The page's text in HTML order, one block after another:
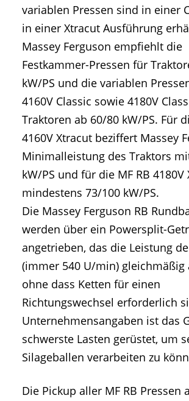
variablen Pressen sind in einer
in einer Xtracut Ausführung
Massey Ferguson empfiehlt die
Festkammer-Pressen für
kW/PS und die variablen
4160V Classic sowie 4180V
Traktoren ab 60/80 kW/PS. Für
4160V Xtracut beziffert Massey
Minimalleistung des Traktors
kW/PS und für die MF RB
mindestens 73/100 kW/PS.
Die Massey Ferguson RB
werden über ein Powersplit-
angetrieben, das die Leistung
(immer 540 U/min) gleichmäßig
ohne dass Ketten für einen
Richtungswechsel erforderlich
Unternehmensangaben ist das
schwerste Lasten gerüstet, um
Silageballen verarbeiten zu
Die Pickup aller MF RB Pressen